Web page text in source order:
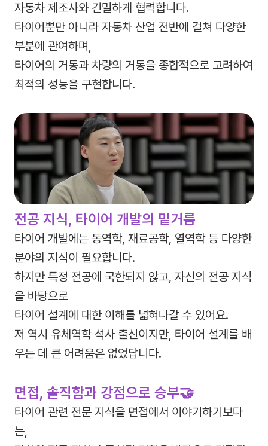
자동차 제조사와 긴밀하게 협력합니다.
타이어뿐만 아니라 자동차 산업 전반에 걸쳐 다양한
부분에 관여하며,
타이어의 거동과 차량의 거동을 종합적으로 고려하여
최적의 성능을 구현합니다.
전공 지식, 타이어 개발의 밑거름
타이어 개발에는 동역학, 재료공학, 열역학 등 다양한
분야의 지식이 필요합니다.
하지만 특정 전공에 국한되지 않고, 자신의 전공 지식
을 바탕으로
타이어 설계에 대한 이해를 넓혀나갈 수 있어요.
저 역시 유체역학 석사 출신이지만, 타이어 설계를 배
우는 데 큰 어려움은 없었답니다.
면접, 솔직함과 강점으로 승부🤝
타이어 관련 전문 지식을 면접에서 이야기하기보다
는,